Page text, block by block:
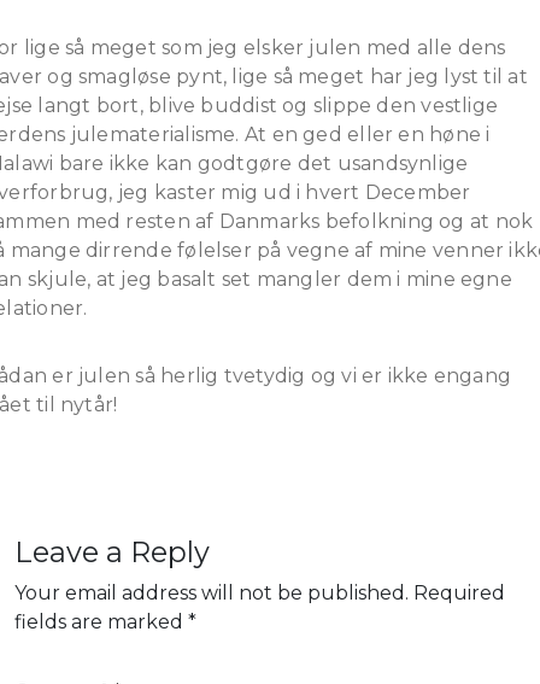
lige så meget som jeg elsker julen med alle dens
og smagløse pynt, lige så meget har jeg lyst til at
langt bort, blive buddist og slippe den vestlige
julematerialisme. At en ged eller en høne i
bare ikke kan godtgøre det usandsynlige
jeg kaster mig ud i hvert December
med resten af Danmarks befolkning og at nok
mange dirrende følelser på vegne af mine venner
skjule, at jeg basalt set mangler dem i mine egne
er julen så herlig tvetydig og vi er ikke engang
til nytår!
Leave a Reply
Your email address will not be published. Required
fields are marked *